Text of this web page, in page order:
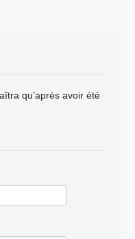
qu’après avoir été